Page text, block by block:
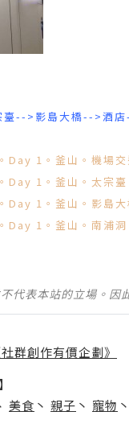
-->影島大橋-->酒店
Day 1。釜山。機場交
Day 1。釜山。太宗臺
1。釜山。影島大
1。釜山。南浦
代表本站的立場。
群創作有價企劃》
美食 丶 親子 丶 寵物 丶